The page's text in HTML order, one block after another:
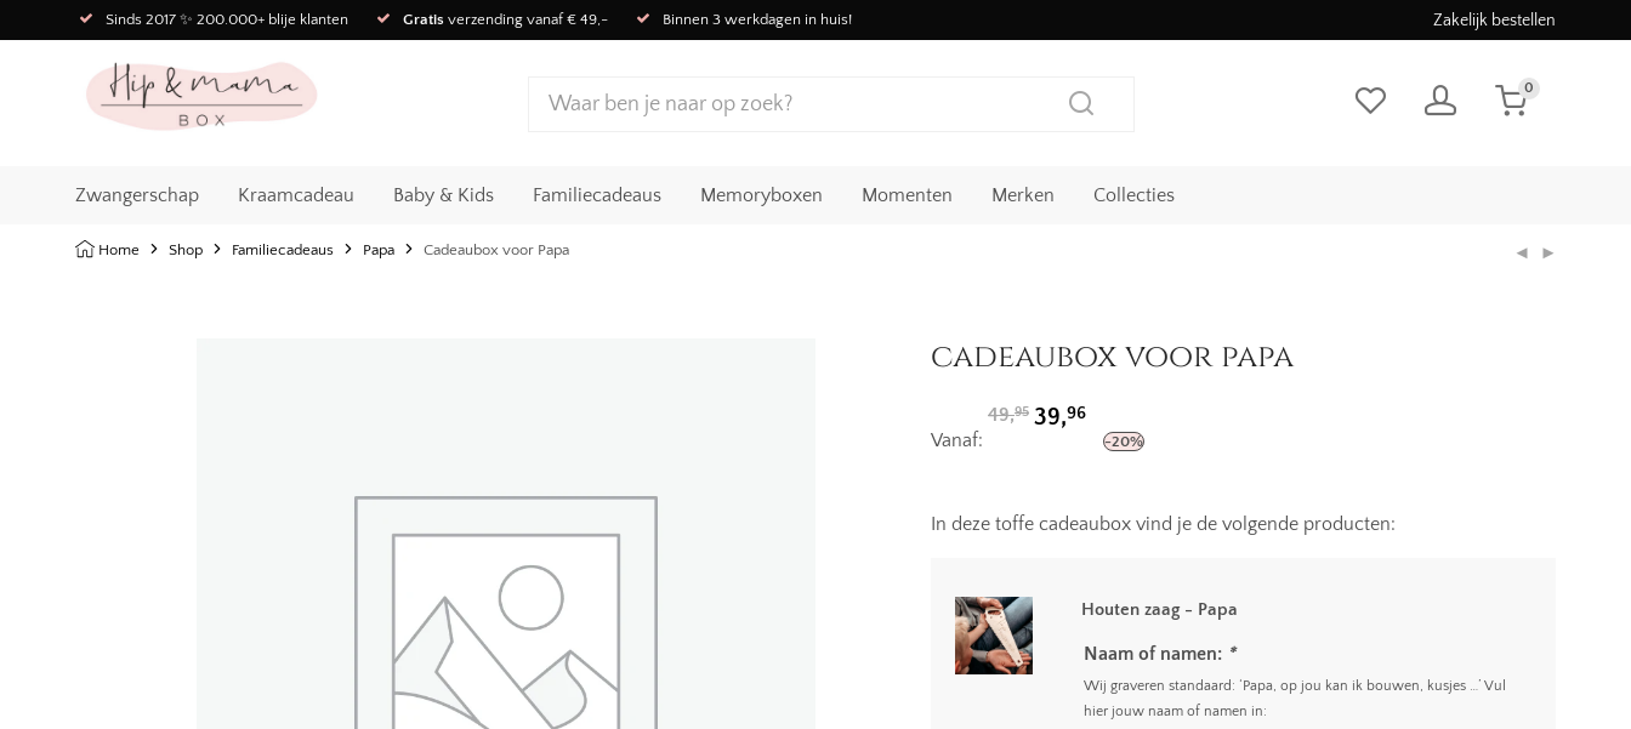
Sinds 2017 ✨ 200.000+ blije klanten Gratis verzending vanaf € 49,- Binnen 3 werkdagen in huis! Zakelijk bestellen
0
Zwangerschap Kraamcadeau Baby & Kids Familiecadeaus Memoryboxen Momenten Merken Collecties
Home Shop Familiecadeaus Papa Cadeaubox voor Papa
cadeaubox voor papa
Vanaf:
49,95 Oorspronkelijke
prijs
39,96Huidige
prijs
-20%
In deze toffe cadeaubox vind je de volgende producten:
Houten zaag - Papa
Naam of namen: *
Wij graveren standaard: ‘Papa, op jou kan ik bouwen, kusjes …’ Vul
hier jouw naam of namen in: